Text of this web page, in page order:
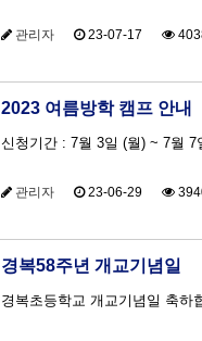
관리자 23-07-17
2023 여름방학 캠프 안내
신청기간 : 7월 3일 (월) ~ 7월 7
관리자 23-06-29
경복58주년 개교기념일
경복초등학교 개교기념일 축하